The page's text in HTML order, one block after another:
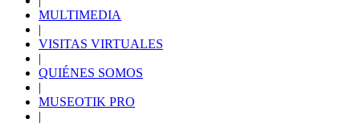
MULTIMEDIA
|
VISITAS VIRTUALES
|
QUIÉNES SOMOS
|
MUSEOTIK PRO
|